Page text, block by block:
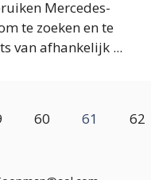
Mercedes-
te zoeken en te
van afhankelijk ...
60 61 62